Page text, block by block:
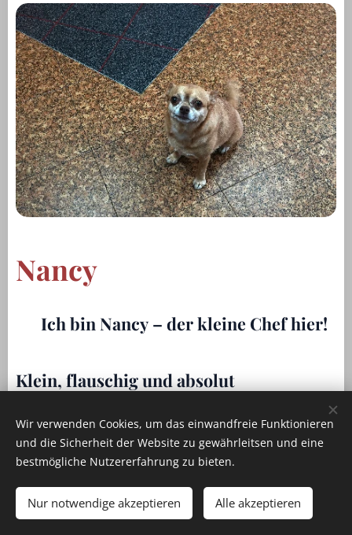
Nancy
🐾 Ich bin Nancy – der kleine Chef hier!
Klein, flauschig und absolut
Ich tauche ab und zu im Salon auf,
kontrolliere die Stimmung und verteile
Kuscheleinheiten. 😎
Bei den Kunden bin ich natürlich die
Wir verwenden Cookies, um das einwandfreie Funktionieren
und die Sicherheit der Website zu gewährleitsen und eine
bestmögliche Nutzererfahrung zu bieten.
Nur notwendige akzeptieren Alle akzeptieren